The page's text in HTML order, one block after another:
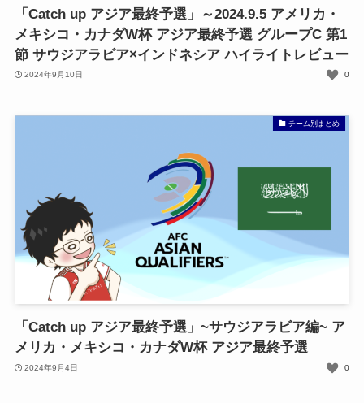
「Catch up アジア最終予選」～2024.9.5 アメリカ・
メキシコ・カナダW杯 アジア最終予選 グループC 第1
節 サウジアラビア×インドネシア ハイライトレビュー
2024年9月10日 0
チーム別まとめ
「Catch up アジア最終予選」~サウジアラビア編~ ア
メリカ・メキシコ・カナダW杯 アジア最終予選
2024年9月4日 0